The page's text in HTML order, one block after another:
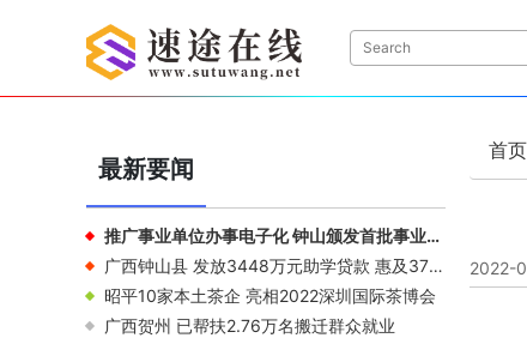
最新要闻
推广事业单位办事电子化 钟山颁发首批事业单位法人电子证书
广西钟山县 发放3448万元助学贷款 惠及3727名困难大学生
昭平10家本土茶企 亮相2022深圳国际茶博会
广西贺州 已帮扶2.76万名搬迁群众就业
首页
2022-